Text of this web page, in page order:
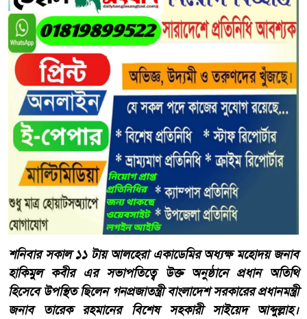
শনিবার সকাল ১১ টায় আলহেরা একাডেমির অধ্যক্ষ মহোদয় জনাব
হাকিমুল কবীর এর সভাপতিত্বে উক্ত অনুষ্ঠানে প্রধান অতিথি
হিসেবে উপস্থিত ছিলেন গনপ্রজাতন্ত্রী বাংলাদেশ সরকারের প্রধানমন্ত্রী
জনাব তারেক রহমানের বিশেষ সহকারী সাইয়েদ আব্দুল্লাহ।